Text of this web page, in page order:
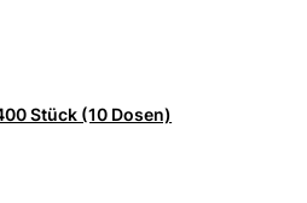
Stück (10 Dosen)